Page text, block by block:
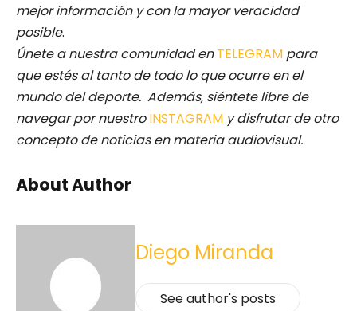
mejor información y con la mayor veracidad
posible.
Únete a nuestra comunidad enTELEGRAM para
que estés al tanto de todo lo que ocurre en el
mundo del deporte. Además, siéntete libre de
navegar por nuestro INSTAGRAM y disfrutar de otro
concepto de noticias en materia audiovisual.
About Author
Diego Miranda
See author's posts